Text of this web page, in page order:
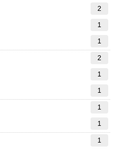
2
1
1
2
1
1
1
1
1